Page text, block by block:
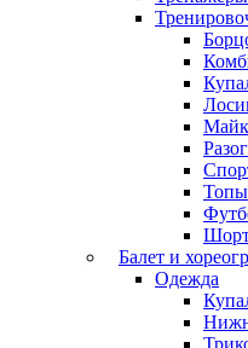
Топы
Балет и
Одежда